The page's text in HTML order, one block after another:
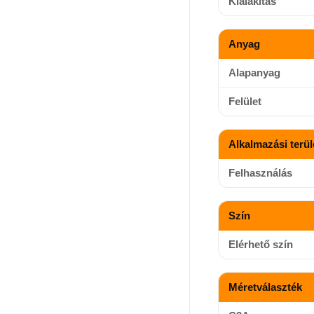
Anyag
Alapanyag
Felület
Alkalmazási
Felhasználás
Szín
Elérhető szín
Méretválaszték